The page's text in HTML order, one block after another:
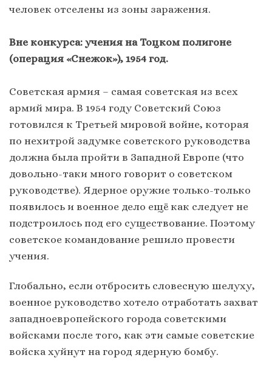
человек отселены из зоны заражения.
Вне конкурса: учения на Тоцком полигоне
(операция «Снежок»), 1954 год.
Советская армия – самая советская из всех
армий мира. В 1954 году Советский Союз
готовился к Третьей мировой войне, которая
по нехитрой задумке советского руководства
должна была пройти в Западной Европе (что
довольно-таки много говорит о советском
руководстве). Ядерное оружие только-только
появилось и военное дело ещё как следует не
подстроилось под его существование. Поэтому
советское командование решило провести
учения.
Глобально, если отбросить словесную шелуху,
военное руководство хотело отработать захват
западноевропейского города советскими
войсками после того, как эти самые советские
войска хуйнут на город ядерную бомбу.